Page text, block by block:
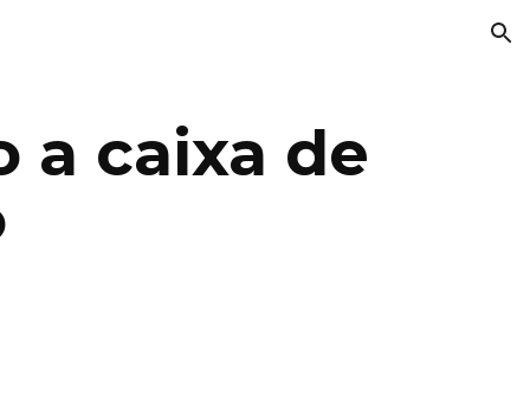
a caixa de